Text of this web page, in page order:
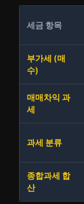
세금 항목
부가세 (매
수)
매매차익 과
세
과세 분류
종합과세 합
산